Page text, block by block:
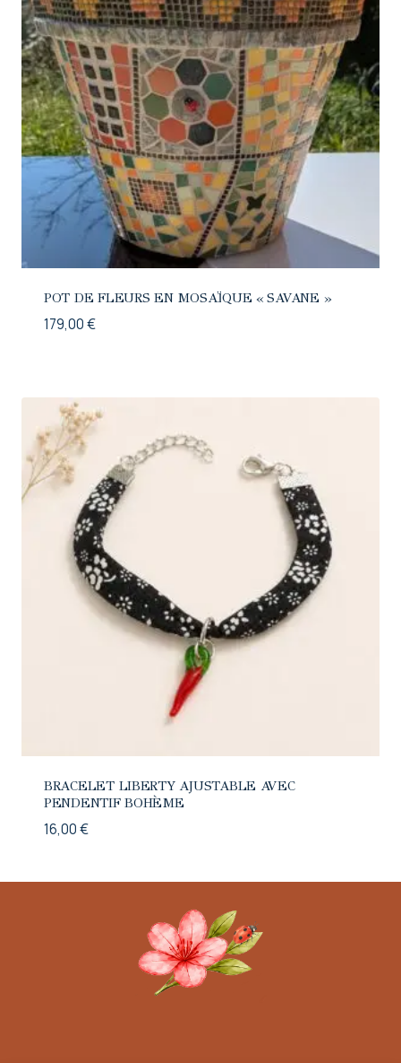
POT DE FLEURS EN MOSAÏQUE « SAVANE »
179,00€
BRACELET LIBERTY AJUSTABLE AVEC
PENDENTIF BOHÈME
16,00€